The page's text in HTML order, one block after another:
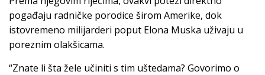
pogađaju radničke porodice širom Amerike, dok
istovremeno milijarderi poput Elona Muska uživaju u
poreznim olakšicama.
“Znate li šta žele učiniti s tim uštedama? Govorimo o